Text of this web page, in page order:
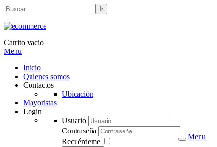
Carrito vacio
Menu
Inicio
Quienes somos
Contactos
Ubicación
Mayoristas
Login
Usuario
Contraseña
Recuérdeme
Menu